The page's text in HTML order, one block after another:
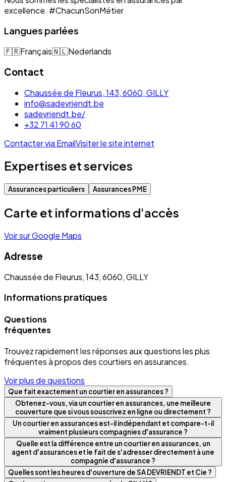
excellence. #ChacunSonMétier
Langues parlées
🇫🇷Français🇳🇱Nederlands
Contact
Chaussée de Fleurus, 143, 6060, GILLY
info@sadevriendt.be
sadevriendt.be/
+32 71 41 90 60
Contacter via EmailVisiter le site internet
Expertises et services
Assurances particuliers Assurances PME
Carte et informations d'accès
Voir sur Google Maps
Adresse
Chaussée de Fleurus, 143, 6060, GILLY
Informations pratiques
Questions
fréquentes
Trouvez rapidement les réponses aux questions les plus
fréquentes à propos des courtiers en assurances.
Voir plus de questions
Que fait exactement un courtier en assurances ?
Obtenez-vous, via un courtier en assurances, une meilleure
couverture que si vous souscrivez en ligne ou directement ?
Un courtier en assurances est-il indépendant et compare-t-il
vraiment plusieurs compagnies d'assurance ?
Quelle est la différence entre un courtier en assurances, un
agent d'assurances et le fait de s'adresser directement à une
compagnie d'assurance ?
Quelles sont les heures d'ouverture de SA DEVRIENDT et Cie ?